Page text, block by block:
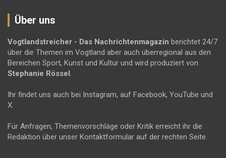
Über uns
Vogtlandstreicher - Das Nachrichtenmagazin berichtet 24/7
über die Themen im Vogtland aber auch überregional aus den
Bereichen Sport, Kunst und Kultur und wird produziert von
Stephanie Rössel.
Ihr findet uns auch bei Instagram, auf Facebook, YouTube und
X.
Für Anfragen, Themenvorschläge oder Kritik erreicht ihr die
Redaktion über unser Kontaktformular auf der rechten Seite.